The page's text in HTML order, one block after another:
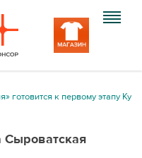
готовится к первому этапу
Сыроватская